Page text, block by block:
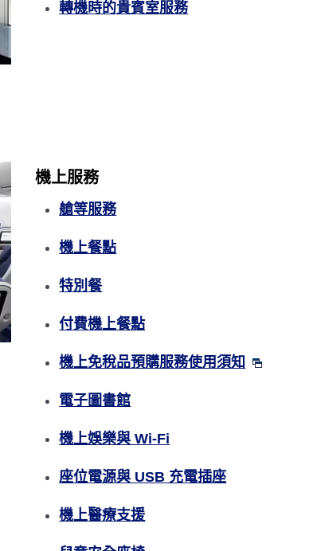
轉機時的貴賓室服務
機上服務
艙等服務
機上餐點
特別餐
付費機上餐點
機上免稅品預購服務使用須知
電子圖書館
機上娛樂與 Wi-Fi
座位電源與 USB 充電插座
機上醫療支援